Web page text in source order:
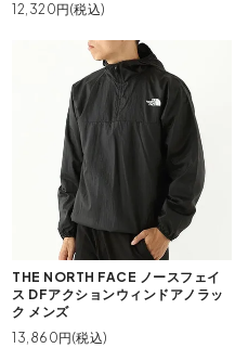
12,320円(税込)
THE NORTH FACE ノースフェイ
ス DFアクションウィンドアノラッ
ク メンズ
13,860円(税込)